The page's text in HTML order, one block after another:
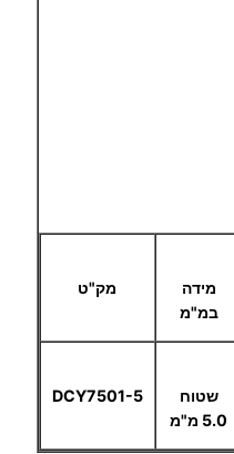
מידה
במ"מ
מק"ט
שטוח
5.0 מ"מ
DCY7501-5